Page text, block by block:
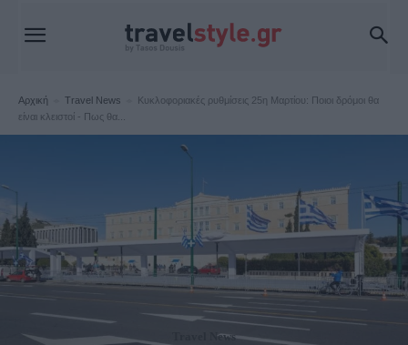
Αρχική Travel News
Κυκλοφοριακές ρυθμίσεις 25η Μαρτίου: Ποιοι δρόμοι θα
είναι κλειστοί - Πως θα...
Travel News